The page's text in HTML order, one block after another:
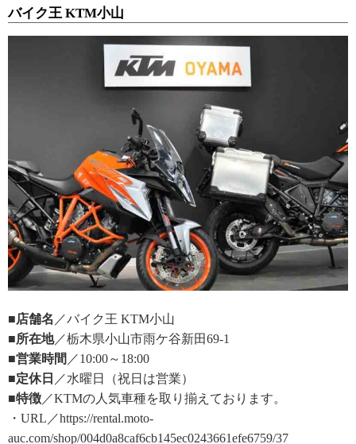
バイク王 KTM小山
■店舗名 ／バイク王 KTM小山
■所在地／栃木県小山市雨ケ谷新田69-1
■営業時間 ／10:00～18:00
■定休日 ／水曜日（祝日は営業）
■特徴 ／KTMの人気車種を取り揃えております。
・URL／https://rental.moto-
auc.com/shop/004d0a8caf6cb145ec0243661efe6759/37